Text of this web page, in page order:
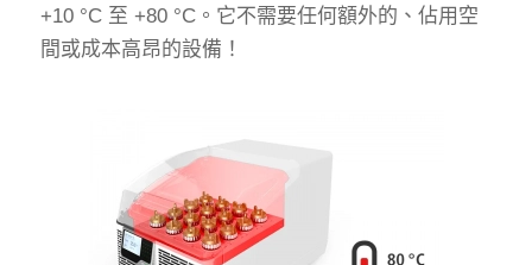
+10 °C 至 +80 °C。它不需要任何額外的、佔用空
間或成本高昂的設備！